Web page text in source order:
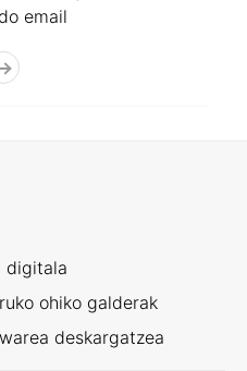
email
digitala
ohiko galderak
deskargatzea